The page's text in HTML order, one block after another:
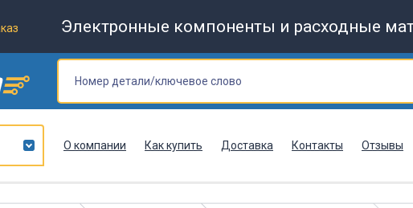
Электронные компоненты и расходные
О компании Как купить Доставка Контакты Отзывы